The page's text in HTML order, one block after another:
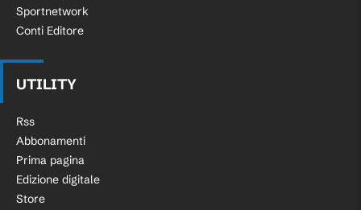
Sportnetwork
Conti Editore
UTILITY
Rss
Abbonamenti
Prima pagina
Edizione digitale
Store